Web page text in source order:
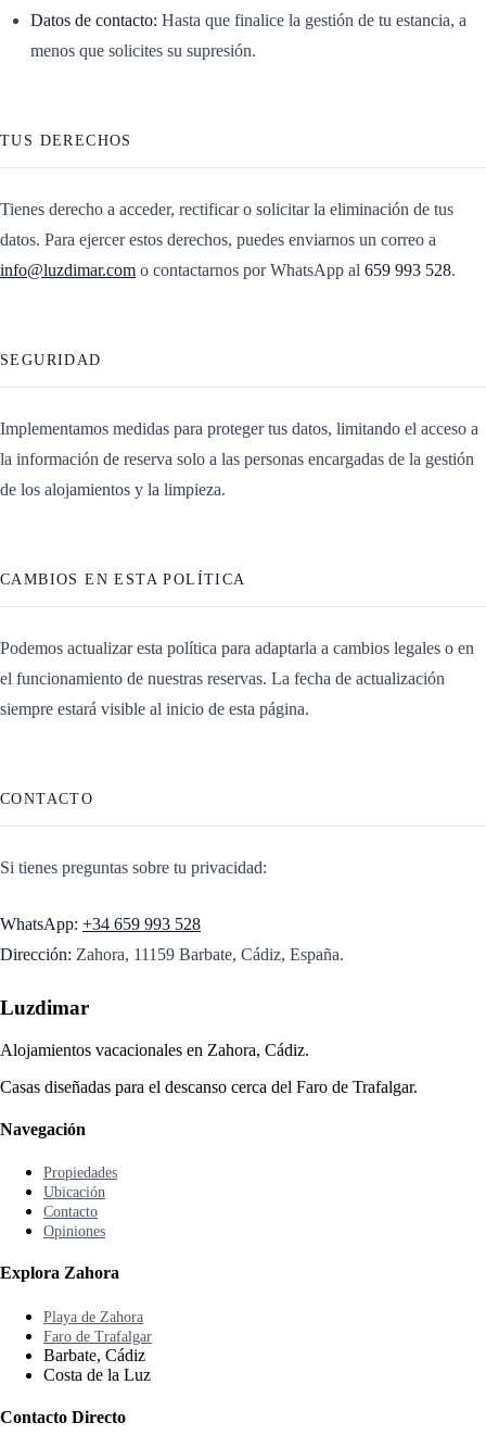
Datos de contacto: Hasta que finalice la gestión de tu estancia, a
menos que solicites su supresión.
TUS DERECHOS
Tienes derecho a acceder, rectificar o solicitar la eliminación de tus
datos. Para ejercer estos derechos, puedes enviarnos un correo a
info@luzdimar.com o contactarnos por WhatsApp al 659 993 528.
SEGURIDAD
Implementamos medidas para proteger tus datos, limitando el acceso a
la información de reserva solo a las personas encargadas de la gestión
de los alojamientos y la limpieza.
CAMBIOS EN ESTA POLÍTICA
Podemos actualizar esta política para adaptarla a cambios legales o en
el funcionamiento de nuestras reservas. La fecha de actualización
siempre estará visible al inicio de esta página.
CONTACTO
Si tienes preguntas sobre tu privacidad:
WhatsApp: +34 659 993 528
Dirección: Zahora, 11159 Barbate, Cádiz, España.
Luzdimar
Alojamientos vacacionales en Zahora, Cádiz.
Casas diseñadas para el descanso cerca del Faro de Trafalgar.
Navegación
Propiedades
Ubicación
Contacto
Opiniones
Explora Zahora
Playa de Zahora
Faro de Trafalgar
Barbate, Cádiz
Costa de la Luz
Contacto Directo